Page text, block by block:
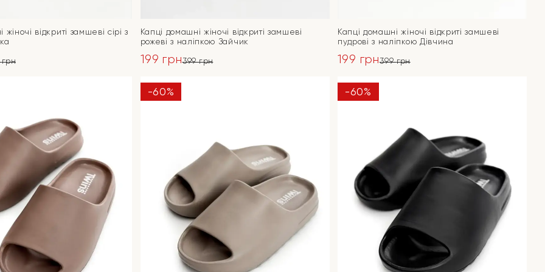
відкриті замшеві сірі з
грн
Капці домашні жіночі відкриті замшеві
рожеві з наліпкою Зайчик
399грн
ціна:
399 грн.
199 грн
ціна:
199 грн.
Капці домашні жіночі відкриті замшеві
пудрові з наліпкою Дівчина
399грн
ціна:
399 грн.
199 грн
ціна:
199 грн.
-60% -60%